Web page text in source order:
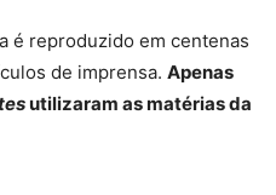
é reproduzido em centenas
de imprensa. Apenas
utilizaram as matérias da